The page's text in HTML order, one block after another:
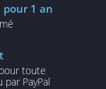
1 an
pour toute
par PayPal